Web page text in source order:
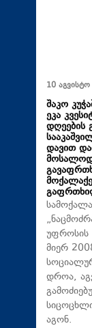
10
შაკო
ეკა
დღეების
დავით
მიერ
დროა,
აგონ.